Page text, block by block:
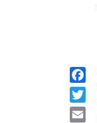
Facebook
Twitter